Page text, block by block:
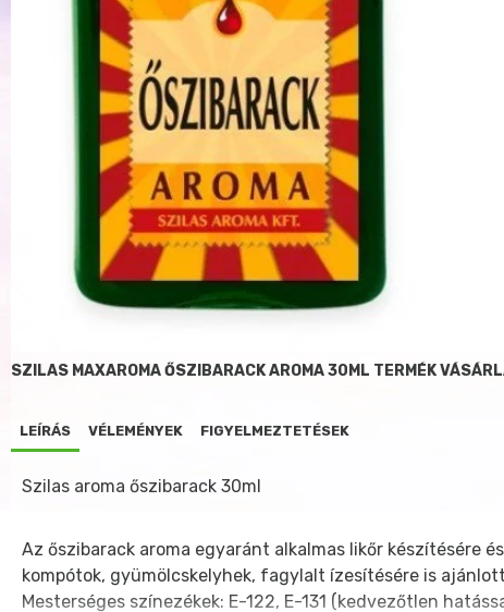
SZILAS MAXAROMA ŐSZIBARACK AROMA 30ML TERMÉK
LEÍRÁS VÉLEMÉNYEK FIGYELMEZTETÉSEK
Szilas aroma őszibarack 30ml
Az őszibarack aroma egyaránt alkalmas likőr készítésére
kompótok, gyümölcskelyhek, fagylalt ízesítésére is
Mesterséges színezékek: E-122, E-131 (kedvezőtlen